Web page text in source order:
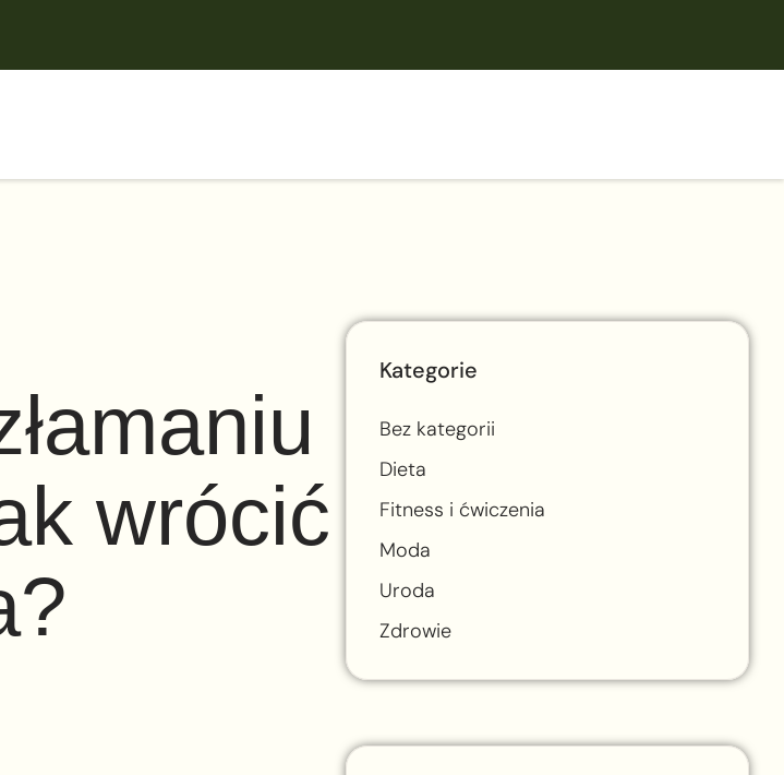
wrócić
Kategorie
Bez kategorii
Dieta
Fitness i ćwiczenia
Moda
Uroda
Zdrowie